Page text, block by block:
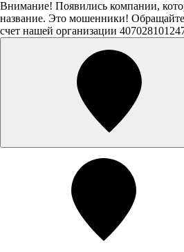
Внимание! Появились компании,
название. Это мошенники!
счет нашей организации